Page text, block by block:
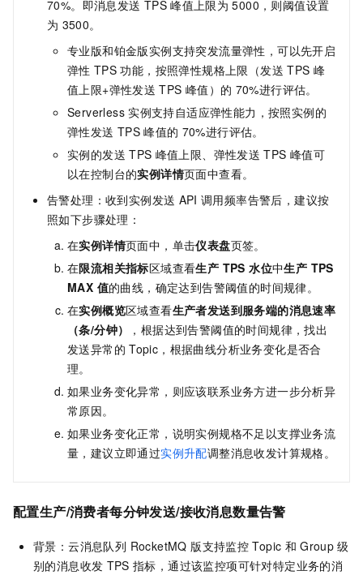
70%。即消息发送 TPS 峰值上限为 5000，则阈值设置
为 3500。
专业版和铂金版实例支持突发流量弹性，可以先开启
弹性 TPS 功能，按照弹性规格上限（发送 TPS 峰
值上限+弹性发送 TPS 峰值）的 70%进行评估。
Serverless 实例支持自适应弹性能力，按照实例的
弹性发送 TPS 峰值的 70%进行评估。
实例的发送 TPS 峰值上限、弹性发送 TPS 峰值可
以在控制台的实例详情页面中查看。
告警处理：收到实例发送 API 调用频率告警后，建议按
照如下步骤处理：
在实例详情页面中，单击仪表盘页签。
在限流相关指标区域查看生产 TPS 水位中生产 TPS
MAX 值的曲线，确定达到告警阈值的时间规律。
在实例概览区域查看生产者发送到服务端的消息速率
（条/分钟）
，根据达到告警阈值的时间规律，找出
发送异常的 Topic，根据曲线分析业务变化是否合
理。
如果业务变化异常，则应该联系业务方进一步分析异
常原因。
如果业务变化正常，说明实例规格不足以支撑业务流
量，建议立即通过实例升配调整消息收发计算规格。
配置生产/消费者每分钟发送/接收消息数量告警
背景：云消息队列 RocketMQ 版支持监控 Topic 和 Group 级
别的消息收发 TPS 指标，通过该监控项可针对特定业务的消